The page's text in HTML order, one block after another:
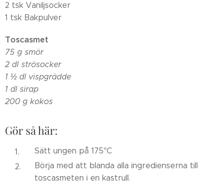
2 tsk Vaniljsocker
1 tsk Bakpulver
Toscasmet
75 g smör
2 dl strösocker
1 ½ dl vispgrädde
1 dl sirap
200 g kokos
Gör så här:
Sätt ungen på 175°C
Börja med att blanda alla ingredienserna till
toscasmeten i en kastrull.